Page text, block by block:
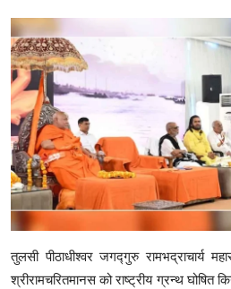
तुलसी पीठाधीश्वर जगद्गुरु रामभद्राचार्य
श्रीरामचरितमानस को राष्ट्रीय ग्रन्थ घोषित